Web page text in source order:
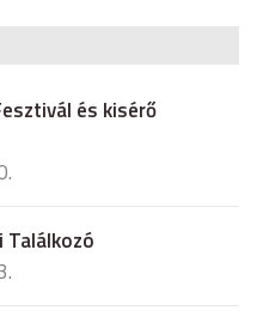
és kisérő
Találkozó